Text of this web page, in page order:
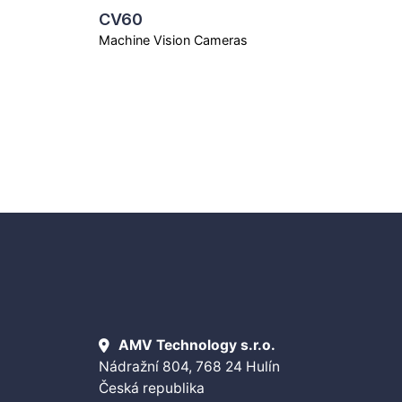
CV60
Machine Vision Cameras
AMV Technology s.r.o.
Nádražní 804, 768 24 Hulín
Česká republika